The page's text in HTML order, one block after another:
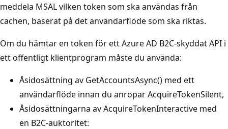
meddela MSAL vilken token som ska användas från
cachen, baserat på det användarflöde som ska riktas.
Om du hämtar en token för ett Azure AD B2C-skyddat API i
ett offentligt klientprogram måste du använda:
Åsidosättning av GetAccountsAsync() med ett
användarflöde innan du anropar AcquireTokenSilent,
Åsidosättningarna av AcquireTokenInteractive med
en B2C-auktoritet: